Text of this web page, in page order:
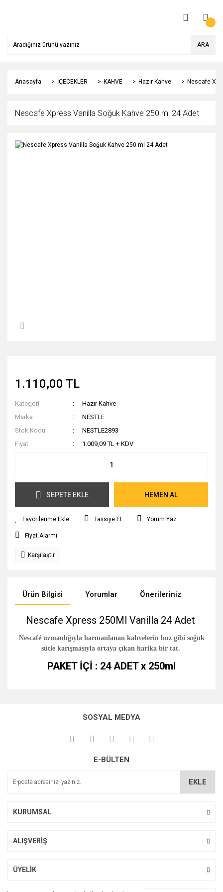
ARA
Anasayfa İÇECEKLER KAHVE Hazır Kahve Nescafe
Nescafe Xpress Vanilla Soğuk Kahve 250 ml 24 Adet
1.110,00 TL
Kategori
Hazır Kahve
Marka
NESTLE
Stok Kodu
NESTLE2893
Fiyat
1.009,09 TL + KDV
SEPETE EKLE HEMEN AL
Tavsiye Et Yorum Yaz
Fiyat Alarmı
Karşılaştır
Ürün Bilgisi Yorumlar Önerileriniz
Nescafe Xpress 250Ml Vanilla 24 Adet
Nescafé uzmanlığıyla harmanlanan kahvelerin buz gibi soğuk
sütle karışmasıyla ortaya çıkan harika bir tat.
PAKET İÇİ : 24 ADET x 250ml
kullanarak tarafımıza iletebilirsiniz.
Görüş ve önerileriniz için teşekkür ederiz.
Ürün açıklamasında eksik bilgiler bulunuyor.
SOSYAL MEDYA
E-BÜLTEN
EKLE
KURUMSAL
ALIŞVERİŞ
ÜYELİK